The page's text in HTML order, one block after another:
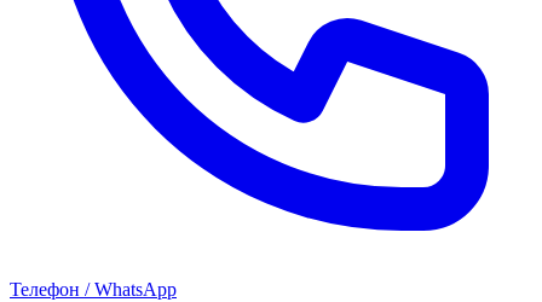
Телефон / WhatsApp